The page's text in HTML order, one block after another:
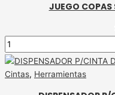
JUEGO
Cintas, Herramientas